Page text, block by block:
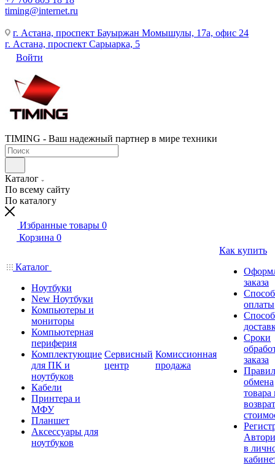
timing@internet.ru
г. Астана, проспект Бауыржан Момышулы, 17а, офис 24
г. Астана, проспект Сарыарка, 5
Войти
TIMING - Ваш надежный партнер в мире техники
Каталог
По всему сайту
По каталогу
Избранные товары 0
Корзина 0
Каталог
Ноутбуки
New Ноутбуки
Компьютеры и
мониторы
Компьютерная
периферия
Комплектующие
для ПК и
ноутбуков
Кабели
Принтера и
МФУ
Планшет
Аксессуары для
ноутбуков
Сервисный
центр
Комиссионная
продажа
Как купить
заказа
оплаты
Сроки
заказа
обмена
товара
в